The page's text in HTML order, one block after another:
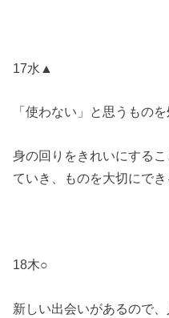
17水▲
「使わない」と思うもの
身の回りをきれいにする
ていき、ものを大切にでき
18木○
新しい出会いがあるので